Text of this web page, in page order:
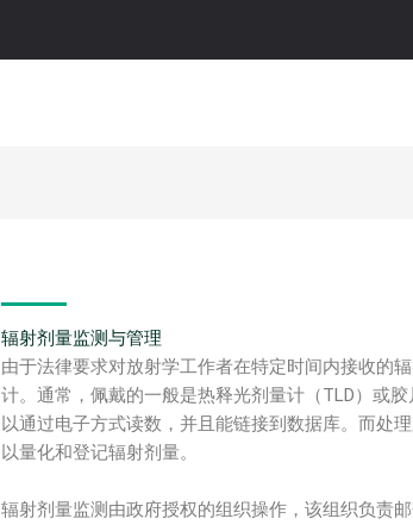
辐射剂量监测与管理
由于法律要求对放射学工作者在特定时间内接收的
计。通常，佩戴的一般是热释光剂量计（TLD）或
以通过电子方式读数，并且能链接到数据库。而处
以量化和登记辐射剂量。
辐射剂量监测由政府授权的组织操作，该组织负责